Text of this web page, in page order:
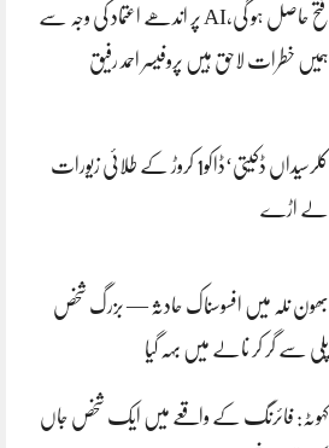
فتح حاصل ہو گی،AI پر اندھے اعتماد کی وجہ سے
ہمیں خطرات لاحق ہیں پروفیسر احمد رفیق
کلرسیداں ڈکیتی‘ڈاکو1 کروڑ کے طلائی زیورات
لے اڑے
بھون نلہ میں افسوسناک حادثہ — بزرگ شخص
پلی سے گر کر نالے میں بہہ گیا
کہوٹہ: فائرنگ کے واقعے میں ایک شخص جاں